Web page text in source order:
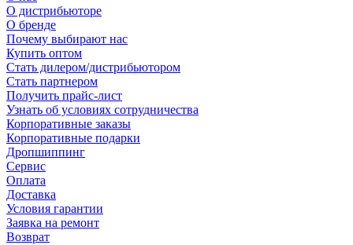
О дистрибьюторе
О бренде
Почему выбирают нас
Купить оптом
Стать дилером/дистрибьютором
Стать партнером
Получить прайс-лист
Узнать об условиях сотрудничества
Корпоративные заказы
Корпоративные подарки
Дропшиппинг
Сервис
Оплата
Доставка
Условия гарантии
Заявка на ремонт
Возврат